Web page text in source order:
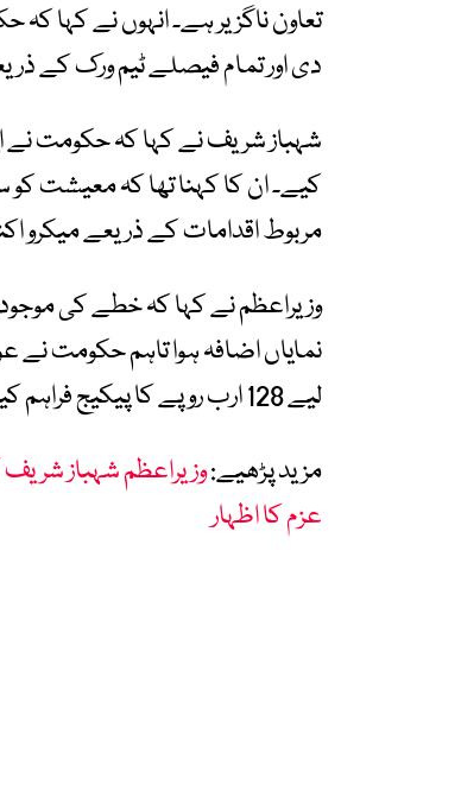
تعاون ناگزیر ہے۔ انہوں نے کہا
دی اور تمام فیصلے ٹیم ورک کے
شہباز شریف نے کہا کہ حکومت نے
کیے۔ ان کا کہنا تھا کہ معیشت کو
مربوط اقدامات کے ذریعے میکرو
وزیراعظم نے کہا کہ خطے کی
نمایاں اضافہ ہوا تاہم حکومت
لیے 128 ارب روپے کا پیکیج فراہم کیا۔
مزید پڑھیے:وزیراعظم شہباز
عزم کا اظہار